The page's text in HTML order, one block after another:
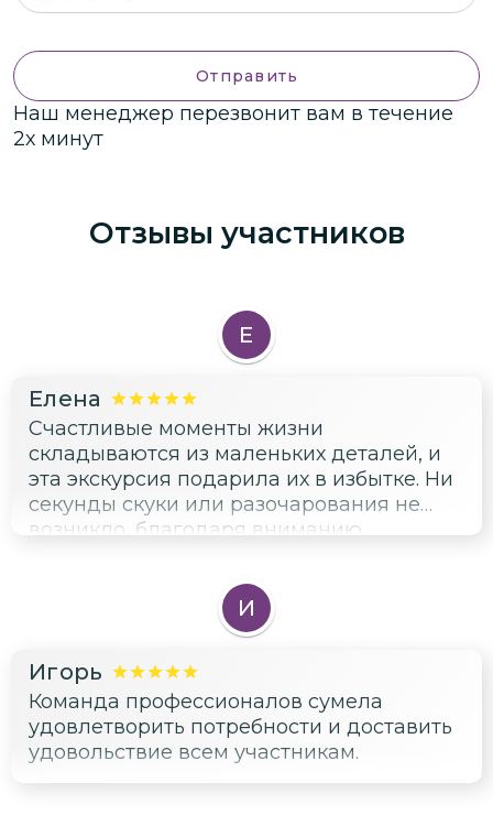
Отправить
Наш менеджер перезвонит вам в течение
2х минут
Отзывы участников
Е
Елена
Счастливые моменты жизни
складываются из маленьких деталей, и
эта экскурсия подарила их в избытке. Ни
секунды скуки или разочарования не
возникло, благодаря вниманию
обслуживанию...идеальный день.
И
Игорь
Команда профессионалов сумела
удовлетворить потребности и доставить
удовольствие всем участникам.